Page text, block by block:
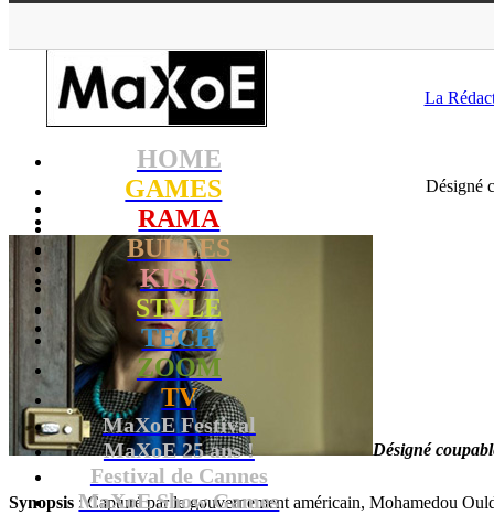
HOME
GAMES
RAMA
BULLES
KISSA
STYLE
TECH
ZOOM
TV
MaXoE Festival
MaXoE 25 ans !
Festival de Cannes
MaXoE Show Games
La
Désigné
Désigné
Synopsis : Capturé par le gouvernement américain, Mohamedou